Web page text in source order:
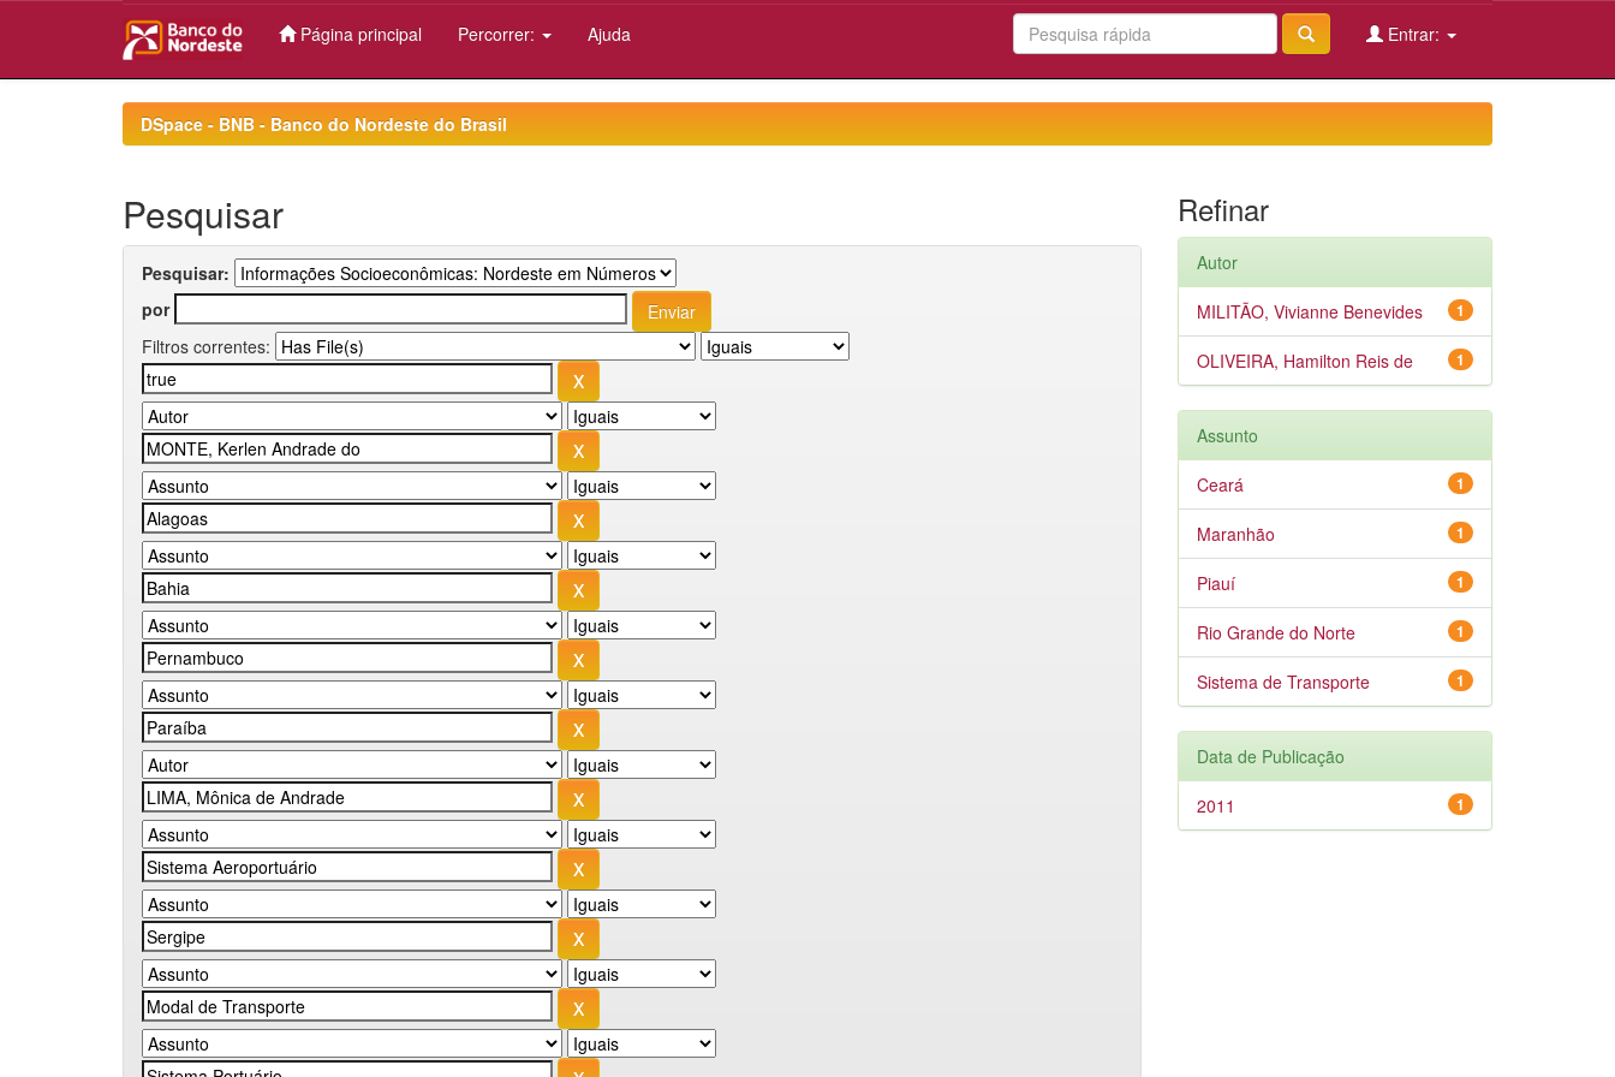
Página principal Percorrer: Ajuda Entrar:
DSpace - BNB - Banco do Nordeste do Brasil
Pesquisar
Pesquisar:
por
Filtros correntes:
Refinar
Autor
1
MILITÃO, Vivianne Benevides
1
OLIVEIRA, Hamilton Reis de
Assunto
1
Ceará
1
Maranhão
1
Piauí
1
Rio Grande do Norte
1
Sistema de Transporte
Data de Publicação
1
2011